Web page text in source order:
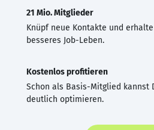
21 Mio. Mitglieder
Knüpf neue Kontakte und
besseres Job-Leben.
Kostenlos profitieren
Schon als Basis-Mitglied kannst
deutlich optimieren.